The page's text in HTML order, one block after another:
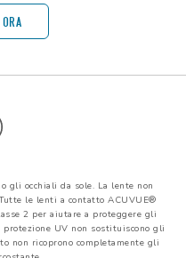
gli occhiali da sole. La lente non
le lenti a contatto ACUVUE®
2 per aiutare a proteggere gli
UV non sostituiscono gli
non ricoprono completamente gli